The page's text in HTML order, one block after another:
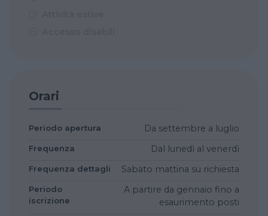
Orari
Periodo apertura Da settembre a luglio
Frequenza Dal lunedì al venerdì
Frequenza dettagli Sabato mattina su richiesta
Periodo
iscrizione
A partire da gennaio fino a
esaurimento posti